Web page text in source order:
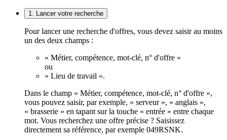
1. Lancer votre recherche
Pour lancer une recherche d'offres, vous devez saisir au moins
un des deux champs :
« Métier, compétence, mot-clé, n° d'offre »
ou
« Lieu de travail ».
Dans le champ « Métier, compétence, mot-clé, n° d'offre »,
vous pouvez saisir, par exemple, « serveur », « anglais »,
« brasserie » en tapant sur la touche « entrée » entre chaque
mot. Vous recherchez une offre précise ? Saisissez
directement sa référence, par exemple 049RSNK.